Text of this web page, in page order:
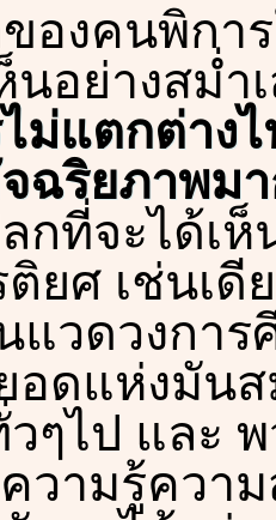
องคนพิกา
นอย่างสม่ำ
ม่แตกต่าง
ฉริยภาพม
กที่จะได้เ
ติยศ เช่นเ
แวดวงกา
ดแห่งมันส
ๆไป และ
วามรู้ควา